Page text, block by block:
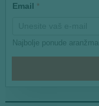
l
a
Email *
Najbolje ponude